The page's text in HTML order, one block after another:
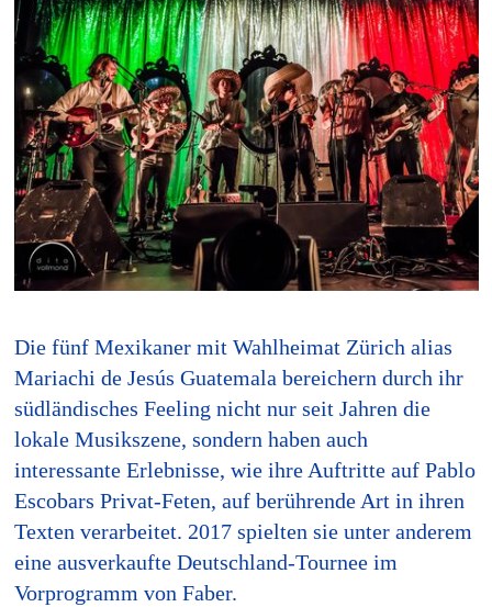
Die fünf Mexikaner mit Wahlheimat Zürich alias
Mariachi de Jesús Guatemala bereichern durch ihr
südländisches Feeling nicht nur seit Jahren die
lokale Musikszene, sondern haben auch
interessante Erlebnisse, wie ihre Auftritte auf Pablo
Escobars Privat-Feten, auf berührende Art in ihren
Texten verarbeitet. 2017 spielten sie unter anderem
eine ausverkaufte Deutschland-Tournee im
Vorprogramm von Faber.